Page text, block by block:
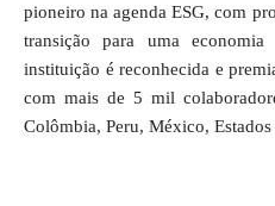
pioneiro na agenda ESG, com
transição para uma
instituição é reconhecida e
com mais de 5 mil
Colômbia, Peru, México,